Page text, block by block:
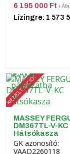
6 195 000 Ft +Áfa
Lízingre: 1 573
KIEMELT AKCIÓ!
MASSEY
DM367TL-V-KC
Hátsókasza
GK azonosító:
VAAD2260118